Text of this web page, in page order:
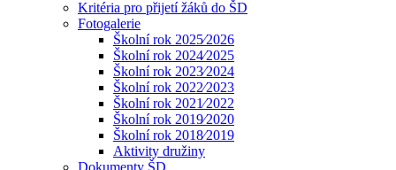
Kritéria pro přijetí žáků do ŠD
Fotogalerie
Školní rok 2025⁄2026
Školní rok 2024⁄2025
Školní rok 2023⁄2024
Školní rok 2022⁄2023
Školní rok 2021⁄2022
Školní rok 2019⁄2020
Školní rok 2018⁄2019
Aktivity družiny
Dokumenty ŠD